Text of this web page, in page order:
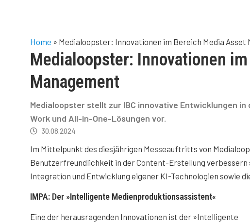
Home » Medialoopster: Innovationen im Bereich Media Asset
Medialoopster: Innovationen
Management
Medialoopster stellt zur IBC innovative Entwicklungen
Work und All-in-One-Lösungen vor.
30.08.2024
Im Mittelpunkt des diesjährigen Messeauftritts von
Benutzerfreundlichkeit in der Content-Erstellung
Integration und Entwicklung eigener KI-Technologien sowie
IMPA: Der »Intelligente Medienproduktionsassistent«
Eine der herausragenden Innovationen ist der »Intelligente